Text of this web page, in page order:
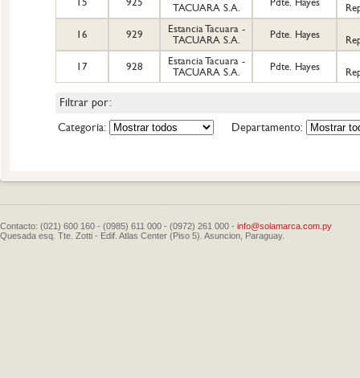
TACUARA S.A.
16 929
Estancia Tacuara -
TACUARA S.A.
Pdte. Hayes
17 928
Estancia Tacuara -
TACUARA S.A.
Pdte. Hayes
Filtrar por:
Categoría:
Departamento:
Contacto: (021) 600 160 - (0985) 611 000 - (0972) 261 000 - info@solamarca.com.py
Quesada esq. Tte. Zotti - Edif. Atlas Center (Piso 5). Asuncion, Paraguay.